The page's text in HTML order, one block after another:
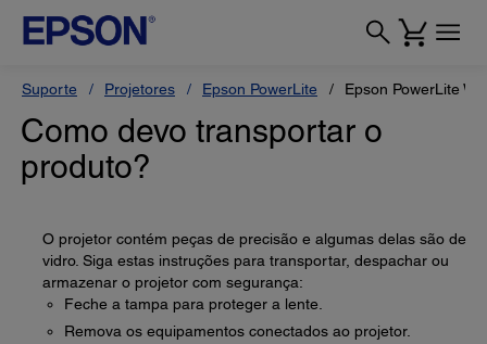
Suporte Projetores Epson PowerLite Epson PowerLite
Como devo transportar o
produto?
O projetor contém peças de precisão e algumas delas são de
vidro. Siga estas instruções para transportar, despachar ou
armazenar o projetor com segurança:
Feche a tampa para proteger a lente.
Remova os equipamentos conectados ao projetor.